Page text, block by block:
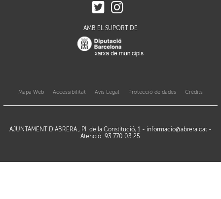
AMB EL SUPORT DE
Mapa Web Accessibilitat Avis Legal Protecció de dades Crèdits
AJUNTAMENT D’ABRERA , Pl. de la Constitució, 1 - informacio@abrera.cat-
Atenció: 93 770 03 25